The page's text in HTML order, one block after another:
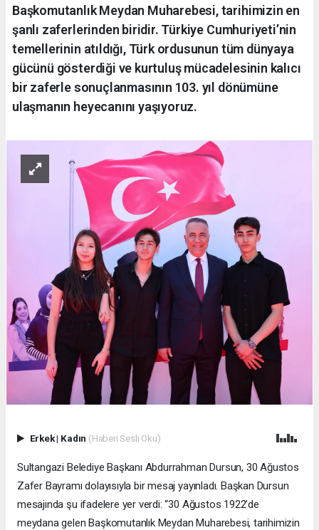
Başkomutanlık Meydan Muharebesi, tarihimizin en
şanlı zaferlerinden biridir. Türkiye Cumhuriyeti’nin
temellerinin atıldığı, Türk ordusunun tüm dünyaya
gücünü gösterdiği ve kurtuluş mücadelesinin kalıcı
bir zaferle sonuçlanmasının 103. yıl dönümüne
ulaşmanın heyecanını yaşıyoruz.
Erkek| Kadın (Haberi Sesli Oku)
Sultangazi Belediye Başkanı Abdurrahman Dursun, 30 Ağustos
Zafer Bayramı dolayısıyla bir mesaj yayınladı. Başkan Dursun
mesajında şu ifadelere yer verdi: “30 Ağustos 1922’de
meydana gelen Başkomutanlık Meydan Muharebesi, tarihimizin